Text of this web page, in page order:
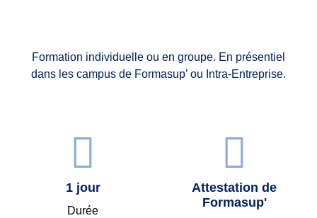
Formation individuelle ou en groupe. En présentiel
dans les campus de Formasup’ ou Intra-Entreprise.
1 jour
Durée
Attestation de
Formasup'